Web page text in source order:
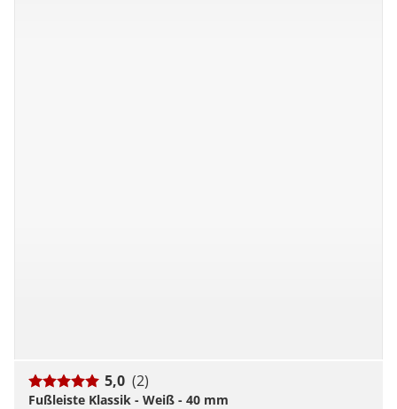
5,0 (2)
Fußleiste Klassik - Weiß - 40 mm